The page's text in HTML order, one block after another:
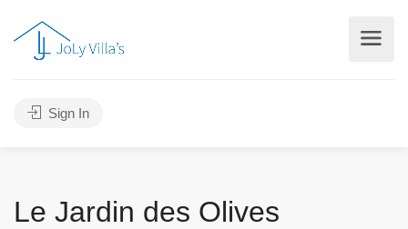
Sign In
Le Jardin des Olives